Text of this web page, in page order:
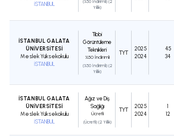
İSTANBUL
(%50 İndirimli) (2
Yıllık)
İSTANBUL GALATA
ÜNİVERSİTESİ
Meslek Yüksekokulu
İSTANBUL
Tıbbi
Görüntüleme
Teknikleri
%50 İndirimli
(%50 İndirimli) (2
Yıllık)
TYT
2025
2024
45
34
İSTANBUL GALATA
ÜNİVERSİTESİ
Meslek Yüksekokulu
İSTANBUL
Ağız ve Diş
Sağlığı
Ücretli
(Ücretli) (2 Yıllık)
TYT
2025
2024
1
12